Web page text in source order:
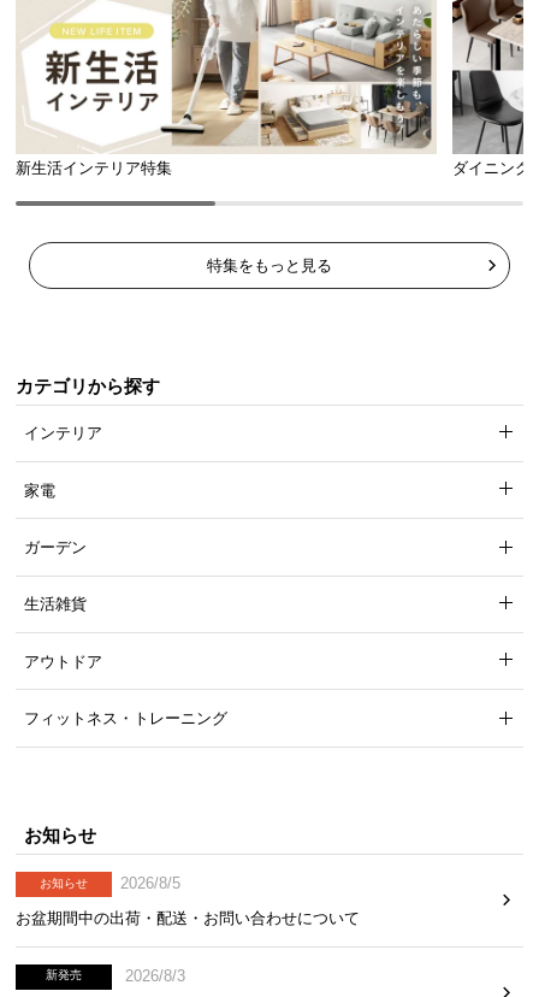
大型テレビにも対応の耐荷重
天板スペースの耐荷重は安心の
天板 オープン収納
約50kg
新生活インテリア特集 ダイニング
特集をもっと見る
カテゴリから探す
インテリア
家電
ガーデン
生活雑貨
アウトドア
フィットネス・トレーニング
お知らせ
お知らせ
2026/8/5
お盆期間中の出荷・配送・お問い合わせについて
新発売
2026/8/3